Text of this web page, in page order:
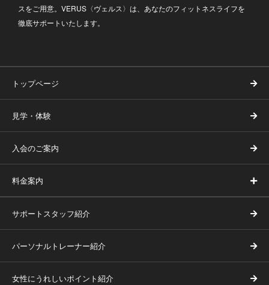
スをご用意。VERUS〈ヴェルス〉は、あなたのフィットネスライフを
徹底サポートいたします。
トップページ
見学・体験
入会のご案内
料金案内
サポートスタッフ紹介
パーソナルトレーナー紹介
女性にうれしいポイント紹介